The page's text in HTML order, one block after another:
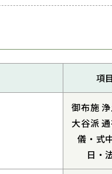
項目
御布施
大谷派
儀・式
日・